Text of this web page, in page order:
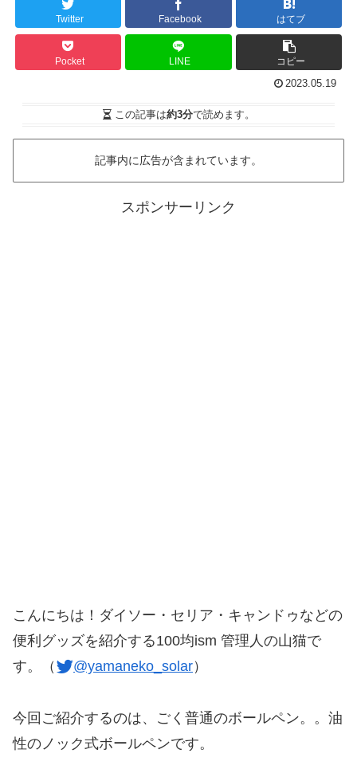
Twitter Facebook はてブ
Pocket LINE コピー
2023.05.19
この記事は約3分で読めます。
記事内に広告が含まれています。
スポンサーリンク
こんにちは！ダイソー・セリア・キャンドゥなどの
便利グッズを紹介する100均ism 管理人の山猫で
す。（
@yamaneko_solar）
今回ご紹介するのは、ごく普通のボールペン。。油
性のノック式ボールペンです。